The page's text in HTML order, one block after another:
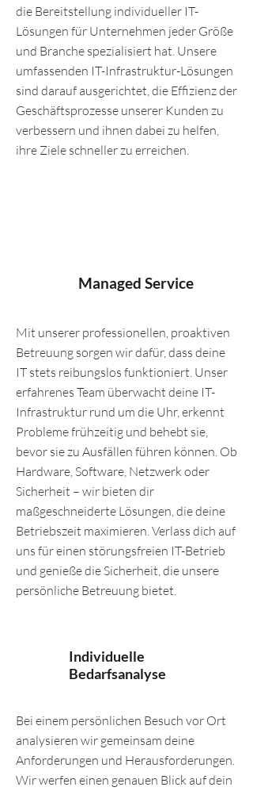
die Bereitstellung individueller IT-
Lösungen für Unternehmen jeder Größe
und Branche spezialisiert hat. Unsere
umfassenden IT-Infrastruktur-Lösungen
sind darauf ausgerichtet, die Effizienz der
Geschäftsprozesse unserer Kunden zu
verbessern und ihnen dabei zu helfen,
ihre Ziele schneller zu erreichen.
Managed Service
Mit unserer professionellen, proaktiven
Betreuung sorgen wir dafür, dass deine
IT stets reibungslos funktioniert. Unser
erfahrenes Team überwacht deine IT-
Infrastruktur rund um die Uhr, erkennt
Probleme frühzeitig und behebt sie,
bevor sie zu Ausfällen führen können. Ob
Hardware, Software, Netzwerk oder
Sicherheit – wir bieten dir
maßgeschneiderte Lösungen, die deine
Betriebszeit maximieren. Verlass dich auf
uns für einen störungsfreien IT-Betrieb
und genieße die Sicherheit, die unsere
persönliche Betreuung bietet.
Individuelle
Bedarfsanalyse
Bei einem persönlichen Besuch vor Ort
analysieren wir gemeinsam deine
Anforderungen und Herausforderungen.
Wir werfen einen genauen Blick auf dein